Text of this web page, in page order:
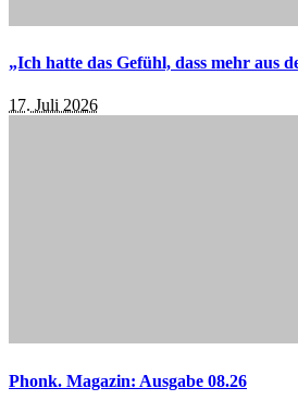
„Ich hatte das Gefühl, dass mehr aus
17. Juli 2026
Phonk. Magazin: Ausgabe 08.26